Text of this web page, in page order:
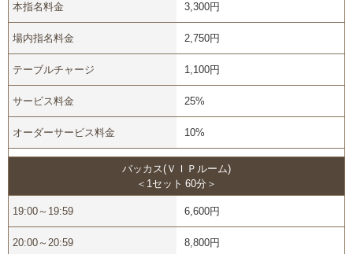
本指名料金 3,300円
場内指名料金 2,750円
テーブルチャージ 1,100円
サービス料金 25%
オーダーサービス料金 10%
バッカス(ＶＩＰルーム)
＜1セット 60分＞
19:00～19:59 6,600円
20:00～20:59 8,800円